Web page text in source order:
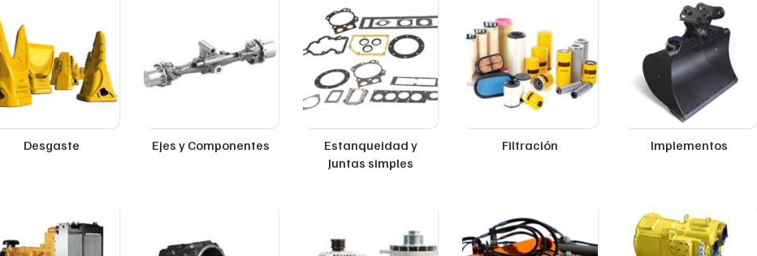
Desgaste Ejes y Componentes
Estanqueidad y
Juntas simples
Filtración Implementos